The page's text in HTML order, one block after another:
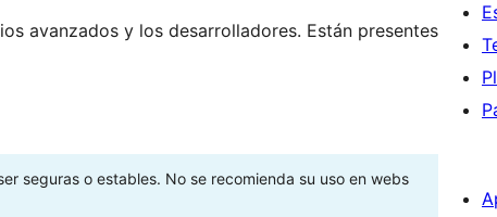
avanzados y los desarrolladores. Están presentes
seguras o estables. No se recomienda su uso en webs